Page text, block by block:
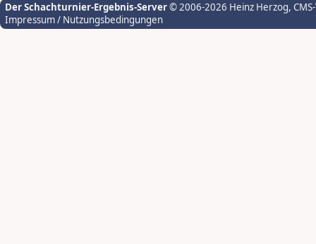
Der Schachturnier-Ergebnis-Server© 2006-2026 Heinz Herzog,
Impressum / Nutzungsbedingungen